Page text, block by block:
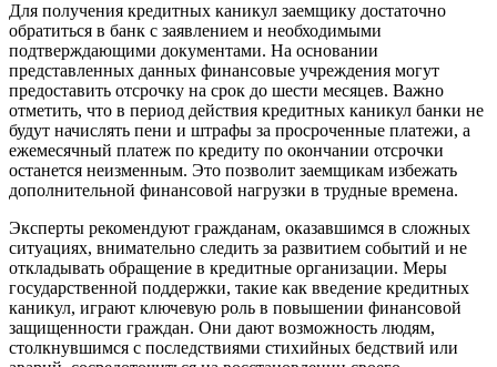
Для получения кредитных каникул заемщику достаточно
обратиться в банк с заявлением и необходимыми
подтверждающими документами. На основании
представленных данных финансовые учреждения могут
предоставить отсрочку на срок до шести месяцев. Важно
отметить, что в период действия кредитных каникул банки не
будут начислять пени и штрафы за просроченные платежи, а
ежемесячный платеж по кредиту по окончании отсрочки
останется неизменным. Это позволит заемщикам избежать
дополнительной финансовой нагрузки в трудные времена.
Эксперты рекомендуют гражданам, оказавшимся в сложных
ситуациях, внимательно следить за развитием событий и не
откладывать обращение в кредитные организации. Меры
государственной поддержки, такие как введение кредитных
каникул, играют ключевую роль в повышении финансовой
защищенности граждан. Они дают возможность людям,
столкнувшимся с последствиями стихийных бедствий или